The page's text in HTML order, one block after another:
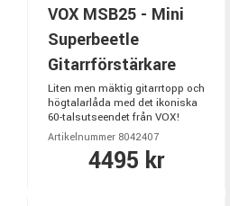
VOX MSB25 - Mini
Superbeetle
Gitarrförstärkare
Liten men mäktig gitarrtopp och
högtalarlåda med det ikoniska
60-talsutseendet från VOX!
Artikelnummer 8042407
4495 kr